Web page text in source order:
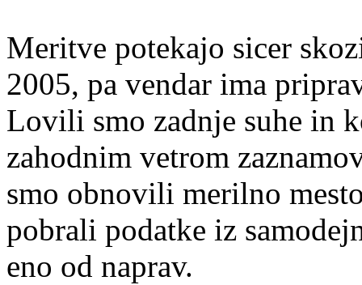
Meritve potekajo sicer
2005, pa vendar ima
Lovili smo zadnje suhe in
zahodnim vetrom
smo obnovili merilno
pobrali podatke iz
eno od naprav.